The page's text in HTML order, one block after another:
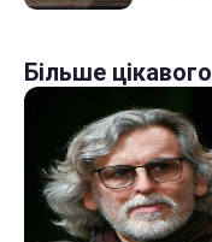
Більше цікавого